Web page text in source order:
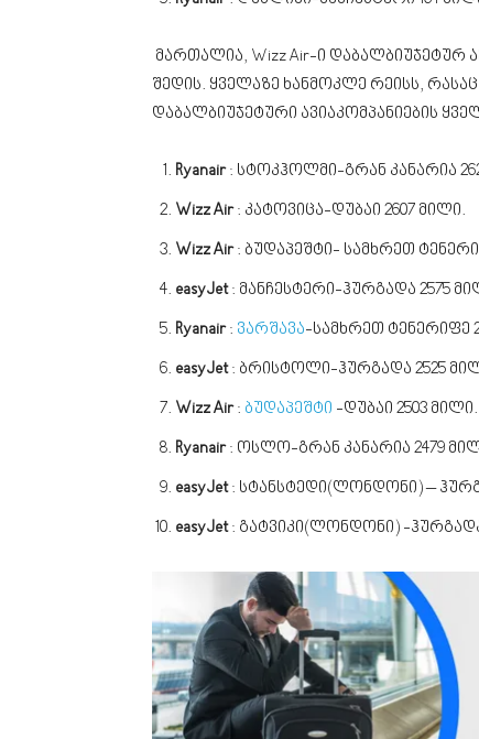
მართალია, Wizz Air-ი დაბალბიუჯეტურ
შედის. ყველაზე ხანმოკლე რეისს,
დაბალბიუჯეტური ავიაკომპანიების
Ryanair: სტოკჰოლმი-გრან კანარია
Wizz Air: კატოვიცა-დუბაი 2607 მილი.
Wizz Air: ბუდაპეშტი- სამხრეთ
easyJet: მანჩესტერი-ჰურგადა 2575
Ryanair: ვარშავა-სამხრეთ ტენერიფე
easyJet: ბრისტოლი-ჰურგადა 2525
Wizz Air: ბუდაპეშტი -დუბაი 2503 მილი.
Ryanair: ოსლო-გრან კანარია 2479
easyJet: სტანსტედი(ლონდონი) –
easyJet: გატვიკი(ლონდონი) -ჰურგადა